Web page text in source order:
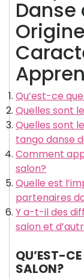
Danse
Qu’est-ce
Quelles sont
Quelles sont
tango danse
Comment
salon?
Quelle est
partenaires
Y a-t-il des
salon et
QU’EST-
SALON?